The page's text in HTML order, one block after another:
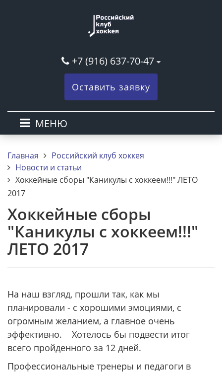
+7 (916) 637-70-47
Оставить заявку
МЕНЮ
Главная
Российский клуб хоккея
Новости и статьи
Хоккейные сборы "Каникулы с хоккеем!!!" ЛЕТО
2017
Хоккейные сборы
"Каникулы с хоккеем!!!"
ЛЕТО 2017
На наш взгляд, прошли так, как мы
планировали - с хорошими эмоциями, с
огромным желанием, а главное очень
эффективно. Хотелось бы подвести итог
всего пройденного за 12 дней.
Профессиональные тренеры и педагоги в